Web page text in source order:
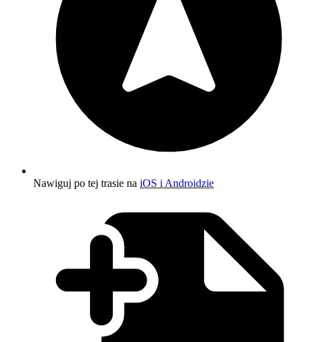
Nawiguj po tej trasie na iOS i Androidzie